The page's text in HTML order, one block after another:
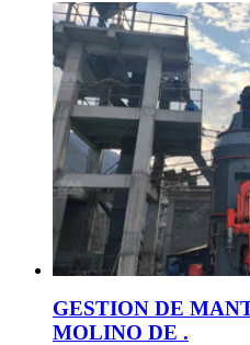
GESTION DE
MOLINO DE .